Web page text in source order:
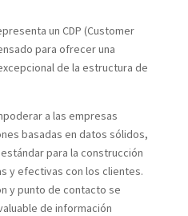
un CDP (Customer
para ofrecer una
de la estructura de
a las empresas
basadas en datos sólidos,
para la construcción
y efectivas con los clientes.
y punto de contacto se
de información